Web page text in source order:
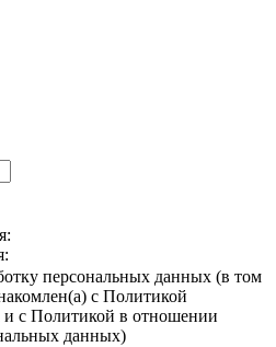
персональных данных (в том
с Политикой
и с Политикой в отношении
данных)